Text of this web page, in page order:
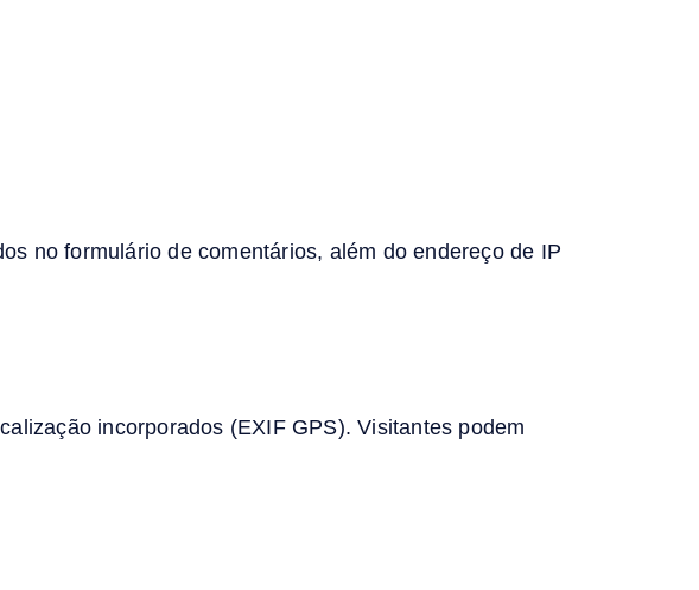
no formulário de comentários, além do endereço de IP
incorporados (EXIF GPS). Visitantes podem